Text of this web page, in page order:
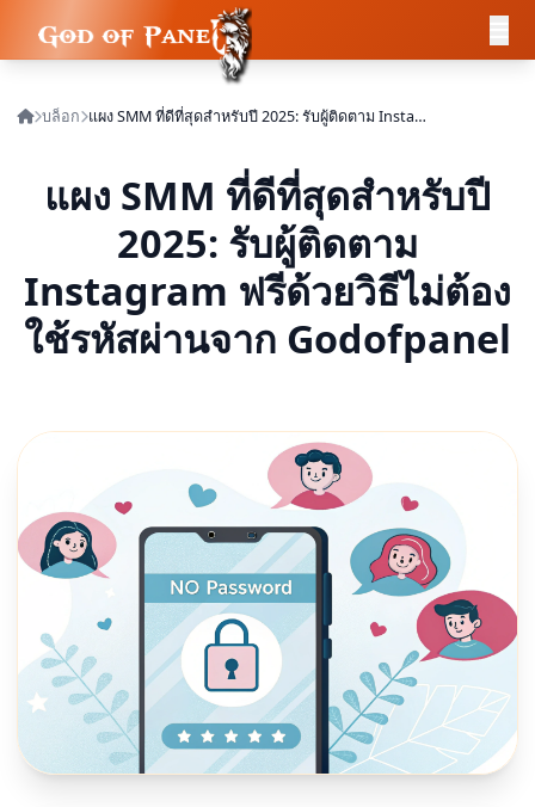
บล็อก แผง SMM ที่ดีที่สุดสำหรับปี 2025: รับผู้ติดตาม Instagram ฟรีด้วยวิธีไม่ต้องใช้รหัสผ่านจาก Godofpanel
แผง SMM ที่ดีที่สุดสำหรับปี
2025: รับผู้ติดตาม
Instagram ฟรีด้วยวิธีไม่ต้อง
ใช้รหัสผ่านจาก Godofpanel